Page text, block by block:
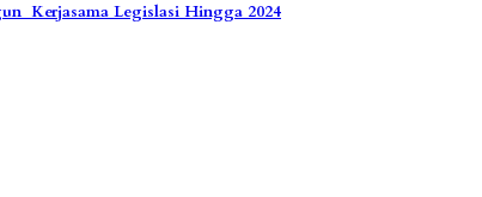
Kerjasama Legislasi Hingga 2024